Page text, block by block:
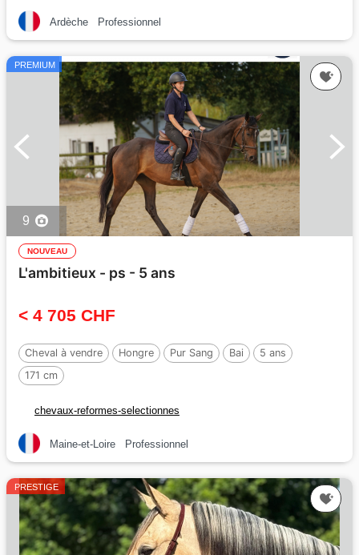
Ardèche Professionnel
PREMIUM
9
NOUVEAU
L'ambitieux - ps - 5 ans
< 4 705 CHF
Cheval à vendre Hongre Pur Sang Bai
5 ans
171 cm
chevaux-reformes-selectionnes
Maine-et-Loire Professionnel
PRESTIGE